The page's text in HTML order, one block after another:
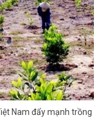
Nam đẩy mạnh trồng